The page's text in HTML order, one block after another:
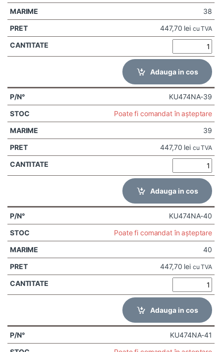
38
447,70 lei cu TVA
Adauga in cos
KU474NA-39
Poate fi comandat în așteptare
39
447,70 lei cu TVA
Adauga in cos
KU474NA-40
Poate fi comandat în așteptare
40
447,70 lei cu TVA
Adauga in cos
KU474NA-41